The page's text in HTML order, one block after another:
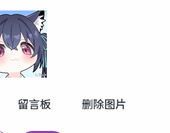
留言板 删除图片